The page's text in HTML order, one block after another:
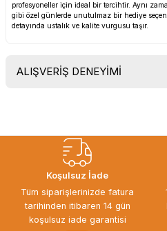
profesyoneller için ideal bir tercihtir. Aynı
gibi özel günlerde unutulmaz bir hediye
detayında ustalık ve kalite vurgusu taşır.
ALIŞVERİŞ DENEYİMİ
gorusmek uzere, hayirli ve bol
kazanclar dilerim.
İbrahim Ertuğrul ARSLANOĞLU |
Siparişten teslime kadar herşey çok
seriydi, teşekkür ederim
Koşulsuz İade
Tüm siparişlerinizde fatura
tarihinden itibaren 14 gün
koşulsuz iade garantisi